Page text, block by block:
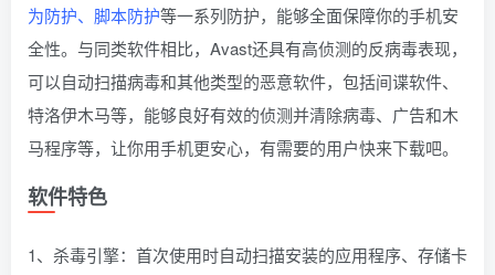
为防护、脚本防护等一系列防护，能够全面保障你的手机安
全性。与同类软件相比，Avast还具有高侦测的反病毒表现，
可以自动扫描病毒和其他类型的恶意软件，包括间谍软件、
特洛伊木马等，能够良好有效的侦测并清除病毒、广告和木
马程序等，让你用手机更安心，有需要的用户快来下载吧。
软件特色
1、杀毒引擎：首次使用时自动扫描安装的应用程序、存储卡